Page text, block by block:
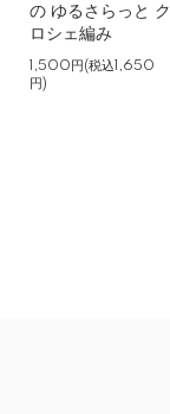
の ゆるさらっと ク
ロシェ編み
1,500円(税込1,650
円)